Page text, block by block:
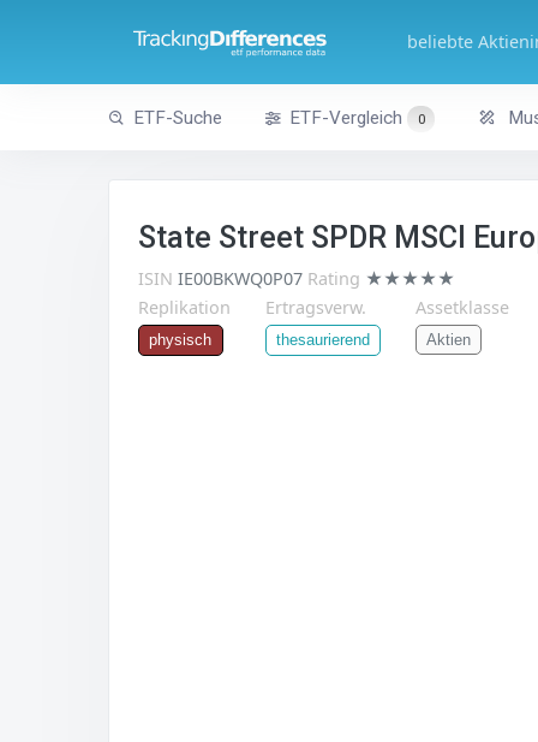
beliebte
ETF-Suche ETF-Vergleich 0
State Street SPDR MSCI
ISIN IE00BKWQ0P07 Rating ★★★★★
Replikation
physisch
Ertragsverw.
thesaurierend
Assetklasse
Aktien